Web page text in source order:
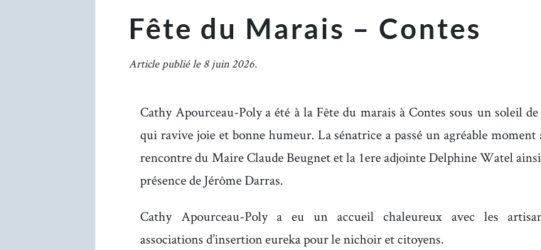
Fête du Marais – Contes
Article publié le 8 juin 2026.
Cathy Apourceau-Poly a été à la Fête du marais à Contes sous un soleil
qui ravive joie et bonne humeur. La sénatrice a passé un agréable moment
rencontre du Maire Claude Beugnet et la 1ere adjointe Delphine Watel
présence de Jérôme Darras.
Cathy Apourceau-Poly a eu un accueil chaleureux avec les
associations d’insertion eureka pour le nichoir et citoyens.